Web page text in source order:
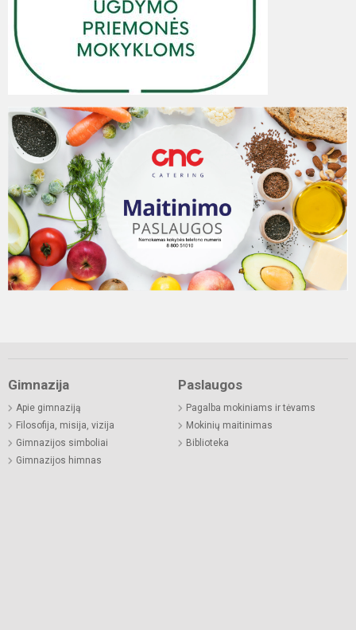
Gimnazija
Apie gimnaziją
Filosofija, misija, vizija
Gimnazijos simboliai
Gimnazijos himnas
Paslaugos
Pagalba mokiniams ir tėvams
Mokinių maitinimas
Biblioteka